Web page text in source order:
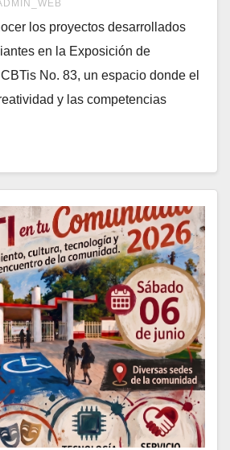
los proyectos desarrollados
en la Exposición de
No. 83, un espacio donde el
y las competencias